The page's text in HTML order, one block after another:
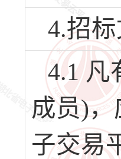
4.招
4.1 凡
成员)
子交易